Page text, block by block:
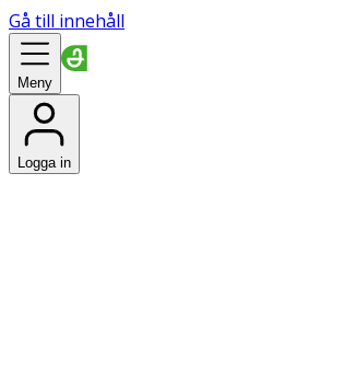
Gå till innehåll
Meny
Logga in